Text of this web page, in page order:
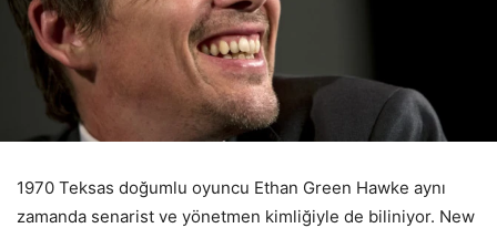
1970 Teksas doğumlu oyuncu Ethan Green Hawke aynı
zamanda senarist ve yönetmen kimliğiyle de biliniyor. New